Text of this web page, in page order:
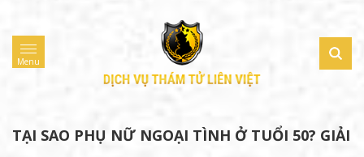
Menu
TẠI SAO PHỤ NỮ NGOẠI TÌNH Ở TUỔI 50? GIẢI